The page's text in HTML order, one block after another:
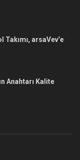
Takımı, arsaVev’e
Anahtarı Kalite